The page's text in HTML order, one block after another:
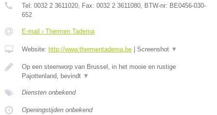
Tel: 0032 2 3611020, Fax: 0032 2 3611080, BTW-nr: BE0456-030-
652
E-mail › Thermen Tadema
Website: http://www.thermentadema.be Screenshot ▼
Op een steenworp van Brussel, in het mooie en rustige
Pajottenland, bevindt ▼
Diensten onbekend
Openingstijden onbekend